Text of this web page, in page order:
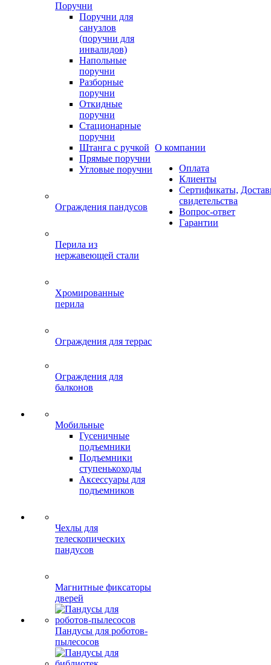
Поручни
Поручни для
санузлов
(поручни для
инвалидов)
Напольные
поручни
Разборные
поручни
Откидные
поручни
Стационарные
поручни
Штанга с ручкой
Прямые поручни
Угловые поручни
Ограждения пандусов
Перила из
нержавеющей стали
Хромированные
перила
Ограждения для террас
Ограждения для
балконов
Мобильные
Гусеничные
подъемники
Подъемники
ступенькоходы
Аксессуары для
подъемников
Чехлы для
телескопических
пандусов
Магнитные фиксаторы
дверей
Пандусы для роботов-
пылесосов
О компании
Оплата
Клиенты
Сертификаты,
свидетельства
Вопрос-ответ
Гарантии